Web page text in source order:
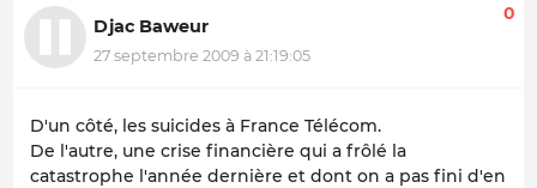
Djac Baweur
27 septembre 2009 à 21:19:05
0
D'un côté, les suicides à France Télécom.
De l'autre, une crise financière qui a frôlé la
catastrophe l'année dernière et dont on a pas fini d'en